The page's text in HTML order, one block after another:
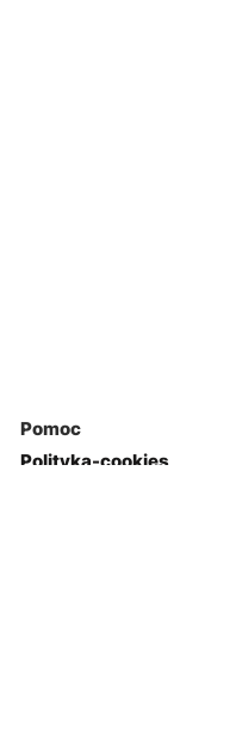
Pomoc
Polityka-cookies